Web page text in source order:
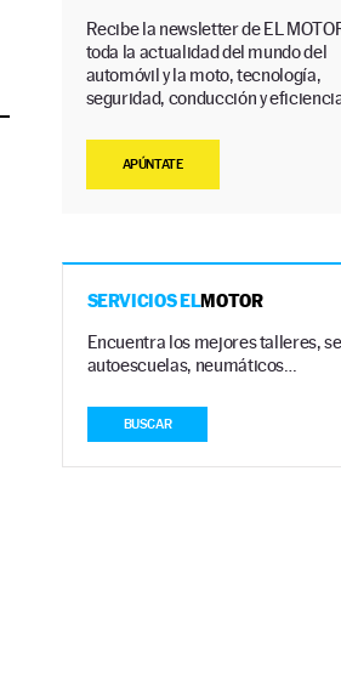
Recibe la newsletter de EL
toda la actualidad del mundo del
automóvil y la moto, tecnología,
seguridad, conducción y
APÚNTATE
SERVICIOS ELMOTOR
Encuentra los mejores talleres,
autoescuelas, neumáticos…
BUSCAR